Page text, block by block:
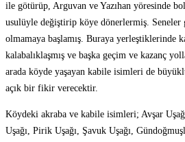
ile götürüp, Arguvan ve Yazıhan yöresinde
usulüyle değiştirip köye dönerlermiş.
olmamaya başlamış. Buraya yerleştiklerinde
kalabalıklaşmış ve başka geçim ve kazanç
arada köyde yaşayan kabile isimleri de
açık bir fikir verecektir.
Köydeki akraba ve kabile isimleri; Avşar
Uşağı, Pirik Uşağı, Şavuk Uşağı,